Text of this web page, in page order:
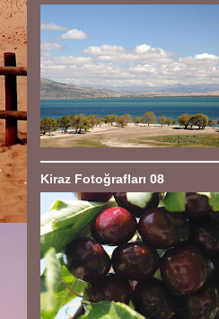
Kiraz Fotoğrafları 08